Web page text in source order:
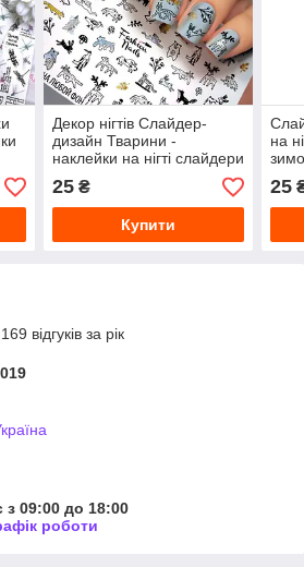
Декор нігтів Слайдер-
дизайн Тварини -
наклейки на нігті слайдери
для манікюру водні
Fashion Nails G79
25₴
Купити
на
25
відгуків за рік
з 09:00 до 18:00
роботи